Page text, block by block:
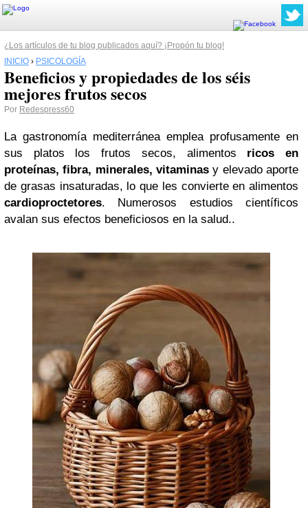
¿Los artículos de tu blog publicados aquí? ¡Propón tu blog!
INICIO › PSICOLOGÍA
Beneficios y propiedades de los séis
mejores frutos secos
Por Redespress60
La gastronomía mediterránea emplea profusamente en
sus platos los frutos secos, alimentos ricos en
proteínas, fibra, minerales, vitaminas y elevado aporte
de grasas insaturadas, lo que les convierte en alimentos
cardioproctetores. Numerosos estudios científicos
avalan sus efectos beneficiosos en la salud..